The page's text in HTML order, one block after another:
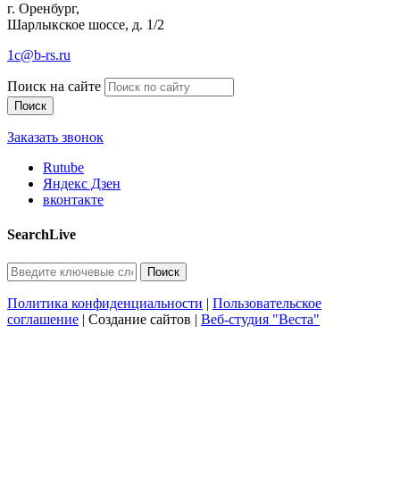
г. Оренбург,
Шарлыкское шоссе, д. 1/2
1c@b-rs.ru
Поиск на сайте
Заказать звонок
Rutube
Яндекс Дзен
вконтакте
SearchLive
Политика конфиденциальности | Пользовательское
соглашение | Создание сайтов | Веб-студия "Веста"